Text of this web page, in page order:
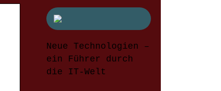
Neue Technologien –
ein Führer durch
die IT-Welt